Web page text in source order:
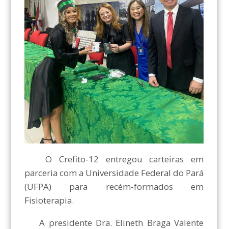
O Crefito-12 entregou carteiras em
parceria com a Universidade Federal do Pará
(UFPA) para recém-formados em
Fisioterapia.
A presidente Dra. Elineth Braga Valente